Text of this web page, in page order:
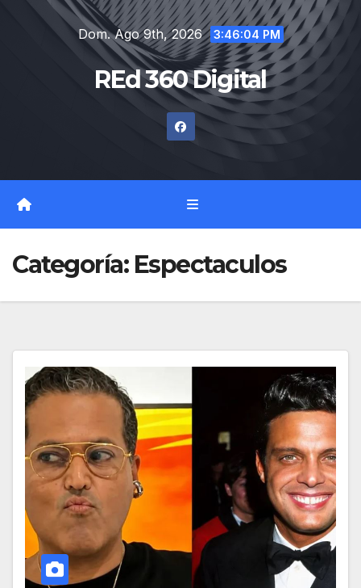
Dom. Ago 9th, 2026 3:46:05 PM
REd 360 Digital
Categoría: Espectaculos